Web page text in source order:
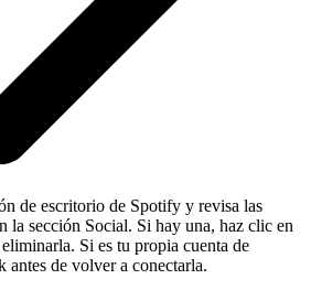
de escritorio de Spotify y revisa las
la sección Social. Si hay una, haz clic en
Si es tu propia cuenta de
antes de volver a conectarla.